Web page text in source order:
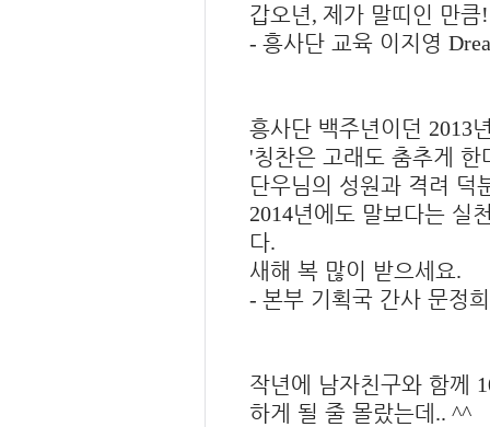
갑오년, 제가 말띠인 만큼
- 흥사단 교육 이지영
흥사단 백주년이던 2013
'칭찬은 고래도 춤추게 한
단우님의 성원과 격려 덕
2014년에도 말보다는 실
다.
새해 복 많이 받으세요.
- 본부 기획국 간사 문정희
작년에 남자친구와 함께
하게 될 줄 몰랐는데 .. ^^